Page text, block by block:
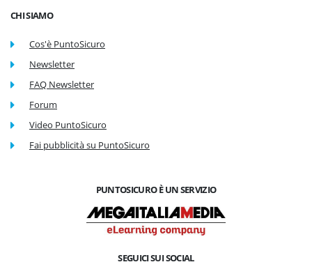
CHI SIAMO
Cos'è PuntoSicuro
Newsletter
FAQ Newsletter
Forum
Video PuntoSicuro
Fai pubblicità su PuntoSicuro
PUNTOSICURO È UN SERVIZIO
SEGUICI SUI SOCIAL